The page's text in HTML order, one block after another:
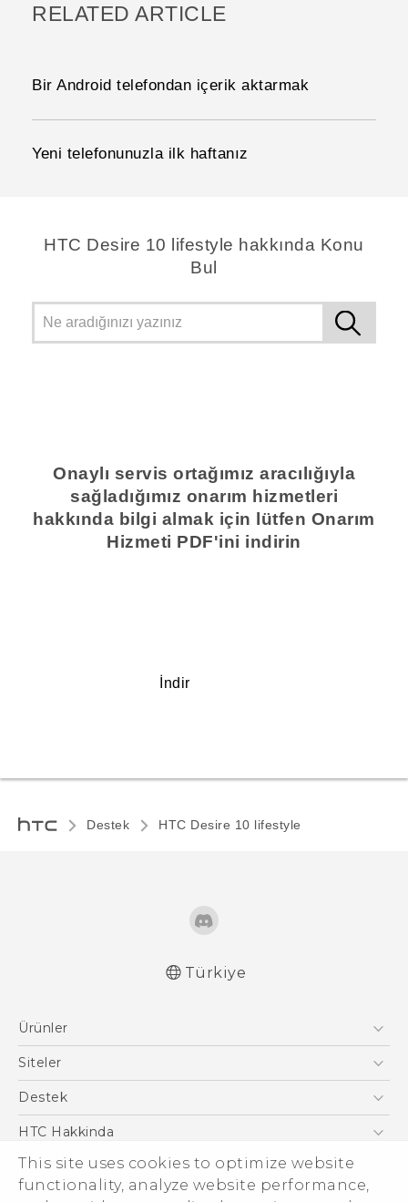
This site uses cookies to optimize website
functionality, analyze website performance,
RELATED ARTICLE
Bir Android telefondan içerik aktarmak
Yeni telefonunuzla ilk haftanız
HTC Desire 10 lifestyle hakkında Konu
Bul
Onaylı servis ortağımız aracılığıyla
sağladığımız onarım hizmetleri
hakkında bilgi almak için lütfen Onarım
Hizmeti PDF'ini indirin
İndir
Destek HTC Desire 10 lifestyle‎
English - Quick start guide
Türkiye
Ürünler
Akıllı Telefonlar
VIVE
Siteler
HTC Dev
Destek
Destek Merkezi
HTC Hakkinda
ESG
Yatırımcı (İNGİLİZCE)